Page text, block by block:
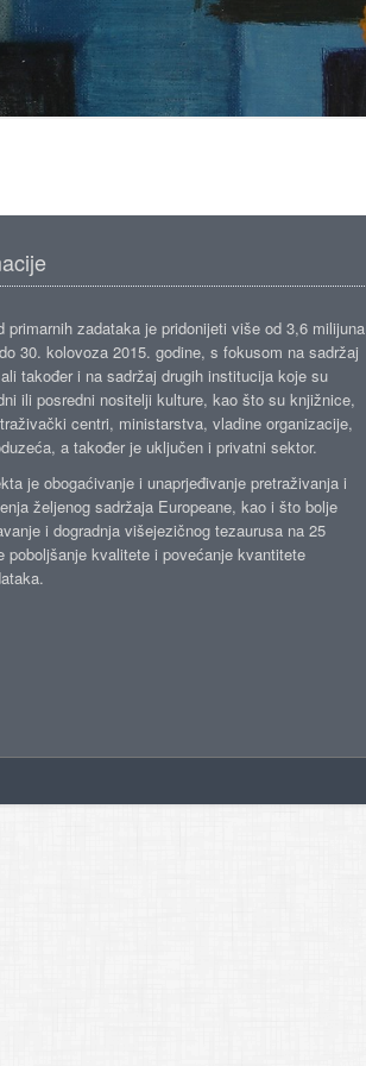
primarnih zadataka je pridonijeti više od 3,6 milijuna
30. kolovoza 2015. godine, s fokusom na sadržaj
također i na sadržaj drugih institucija koje su
ili posredni nositelji kulture, kao što su knjižnice,
centri, ministarstva, vladine organizacije,
a također je uključen i privatni sektor.
je obogaćivanje i unaprjeđivanje pretraživanja i
željenog sadržaja Europeane, kao i što bolje
i dogradnja višejezičnog tezaurusa na 25
poboljšanje kvalitete i povećanje kvantitete